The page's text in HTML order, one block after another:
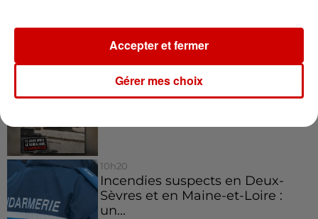
L’église de cette commune
d’Indre-et-Loire a été
10h20
Incendies suspects en Deux-
Sèvres et en Maine-et-Loire :
un...
Gérer mes choix
Accepter et fermer